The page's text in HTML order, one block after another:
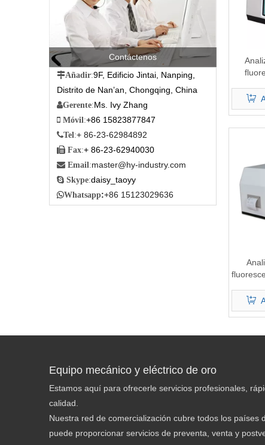
Contáctenos
Añadir:9F, Edificio Jintai, Nanping,
Distrito de Nan’an, Chongqing, China
Gerente:Ms. Ivy Zhang
 Móvil :+86 15823877847
Tel :+ 86-23-62984892
 Fax:+ 86-23-62940030
 Email :master@hy-industry.com
 Skype:daisy_taoyy
Whatsapp:+86 15123029636
Equipo mecánico y eléctrico de oro
Estamos aquí para ofrecerle servicios profesionales,
calidad.
Nuestra red de comercialización cubre todos los países
puede proporcionar servicios de preventa, venta y